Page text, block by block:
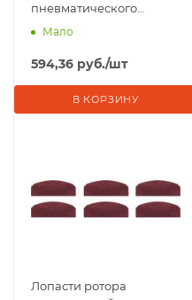
пневматического
AIW1275
Мало
594,36 руб./шт
В КОРЗИНУ
Лопасти ротора